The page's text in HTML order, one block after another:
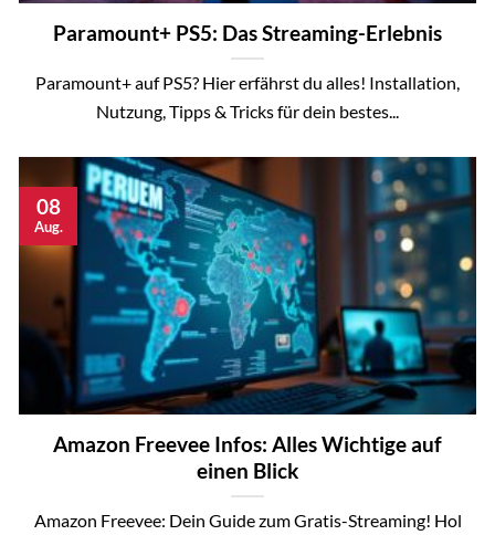
Paramount+ PS5: Das Streaming-Erlebnis
Paramount+ auf PS5? Hier erfährst du alles! Installation,
Nutzung, Tipps & Tricks für dein bestes...
Amazon Freevee Infos: Alles Wichtige auf
einen Blick
Amazon Freevee: Dein Guide zum Gratis-Streaming! Hol
08
Aug.